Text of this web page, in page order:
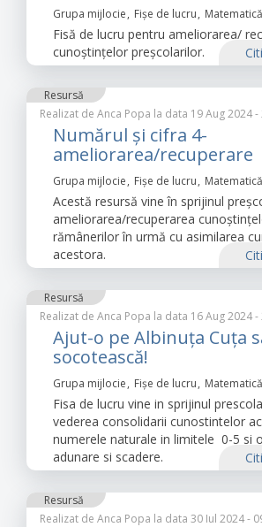
Grupa mijlocie Fișe de lucru Matematică
Fisă de lucru pentru ameliorarea/
cunoștințelor preșcolarilor.
Resursă
Realizat de Anca Popa la data 19 Aug 2024 -
Numărul și cifra 4-
ameliorarea/recuperare
Grupa mijlocie Fișe de lucru Matematică
Acestă resursă vine în sprijinul
ameliorarea/recuperarea
rămânerilor în urmă cu asimilarea
acestora.
Resursă
Realizat de Anca Popa la data 16 Aug 2024 -
Ajut-o pe Albinuța Cuța
socotească!
Grupa mijlocie Fișe de lucru Matematică
Fisa de lucru vine in sprijinul
vederea consolidarii cunostintelor
numerele naturale in limitele 0-5 si
adunare si scadere.
Resursă
Realizat de Anca Popa la data 30 Iul 2024 -